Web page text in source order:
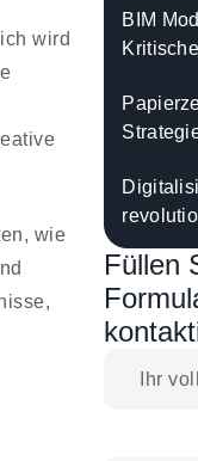
wird
wie
BIM
Füllen